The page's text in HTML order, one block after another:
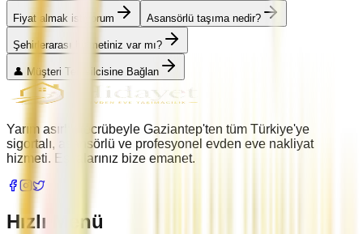
Fiyat almak istiyorum Asansörlü taşıma nedir?
Şehirlerarası hizmetiniz var mı?
👤 Müşteri Temsilcisine Bağlan
Yarım asırlık tecrübeyle Gaziantep'ten tüm Türkiye'ye
sigortalı, asansörlü ve profesyonel evden eve nakliyat
hizmeti. Eşyalarınız bize emanet.
Hızlı Menü